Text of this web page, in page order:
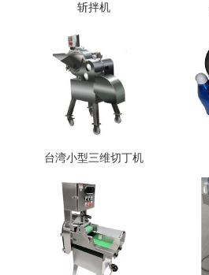
斩拌机
台湾小型三维切丁机